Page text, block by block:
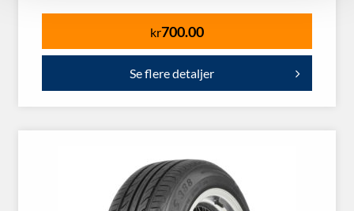
kr700.00
Se flere detaljer